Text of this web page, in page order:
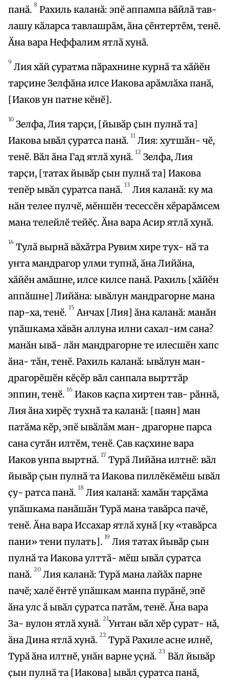
панӑ. 8 Рахиль каланӑ: эпӗ аппампа вӑйлӑ тав-
лашу кӑларса тавлашрӑм, ӑна ҫӗнтертӗм, тенӗ.
Ӑна вара Неффалим ятлӑ хунӑ.
9 Лия хӑй ҫуратма пӑрахнине курнӑ та хӑйӗн
тарҫине Зелфӑна илсе Иакова арӑмлӑха панӑ,
[Иаков ун патне кӗнӗ].
10 Зелфа, Лия тарҫи, [йывӑр ҫын пулнӑ та]
Иакова ывӑл ҫуратса панӑ. 11 Лия: хутшӑн- чӗ,
тенӗ. Вӑл ӑна Гад ятлӑ хунӑ. 12 Зелфа, Лия
тарҫи, [татах йывӑр ҫын пулнӑ та] Иакова
тепӗр ывӑл ҫуратса панӑ. 13 Лия каланӑ: ку ма
нӑн телее пулчӗ, мӗншӗн тесессӗн хӗрарӑмсем
мана телейлӗ тейӗҫ. Ӑна вара Асир ятлӑ хунӑ.
14 Тулӑ вырнӑ вӑхӑтра Рувим хире тух- нӑ та
унта мандрагор улми тупнӑ, ӑна Лийӑна,
хӑйӗн амӑшне, илсе килсе панӑ. Рахиль [хӑйӗн
аппӑшне] Лийӑна: ывӑлун мандрагорне мана
пар-ха, тенӗ. 15 Анчах [Лия] ӑна каланӑ: манӑн
упӑшкама хӑвӑн аллуна илни сахал-им сана?
манӑн ывӑ- лӑн мандрагорне те илесшӗн хапс
ӑна- тӑн, тенӗ. Рахиль каланӑ: ывӑлун ман-
драгорӗшӗн кӗҫӗр вӑл санпала вырттӑр
эппин, тенӗ. 16 Иаков каҫпа хиртен тав- рӑннӑ,
Лия ӑна хирӗҫ тухнӑ та каланӑ: [паян] ман
патӑма кӗр, эпӗ ывӑлӑм ман- драгорне парса
сана сутӑн илтӗм, тенӗ. Ҫав каҫхине вара
Иаков унпа выртнӑ. 17 Турӑ Лийӑна илтнӗ: вӑл
йывӑр ҫын пулнӑ та Иакова пиллӗкӗмӗш ывӑл
ҫу- ратса панӑ. 18 Лия каланӑ: хамӑн тарҫӑма
упӑшкама панӑшӑн Турӑ мана тавӑрса пачӗ,
тенӗ. Ӑна вара Иссахар ятлӑ хунӑ [ку «тавӑрса
пани» тени пулать]. 19 Лия татах йывӑр ҫын
пулнӑ та Иакова улттӑ- мӗш ывӑл ҫуратса
панӑ. 20 Лия каланӑ: Турӑ мана лайӑх парне
пачӗ; халӗ ӗнтӗ упӑшкам манпа пурӑнӗ, эпӗ
ӑна улс ӑ ывӑл ҫуратса патӑм, тенӗ. Ӑна вара
За- вулон ятлӑ хунӑ. 21Унтан вӑл хӗр ҫурат- нӑ,
ӑна Дина ятлӑ хунӑ. 22 Турӑ Рахиле асне илнӗ,
Турӑ ӑна илтнӗ, унӑн варне уҫнӑ. 23 Вӑл йывӑр
ҫын пулнӑ та [Иакова] ывӑл ҫуратса панӑ,